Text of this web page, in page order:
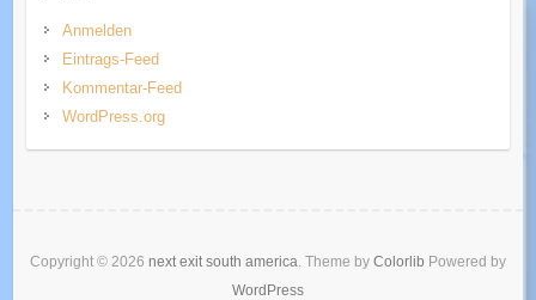
Anmelden
Eintrags-Feed
Kommentar-Feed
WordPress.org
Copyright © 2026 next exit south america . Theme by Colorlib Powered by
WordPress